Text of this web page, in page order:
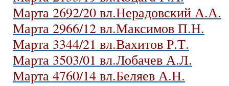
Марта 2692/20 вл.Нерадовский А.А.
Марта 2966/12 вл.Максимов П.Н.
Марта 3344/21 вл.Вахитов Р.Т.
Марта 3503/01 вл.Лобачев А.Л.
Марта 4760/14 вл.Беляев А.Н.